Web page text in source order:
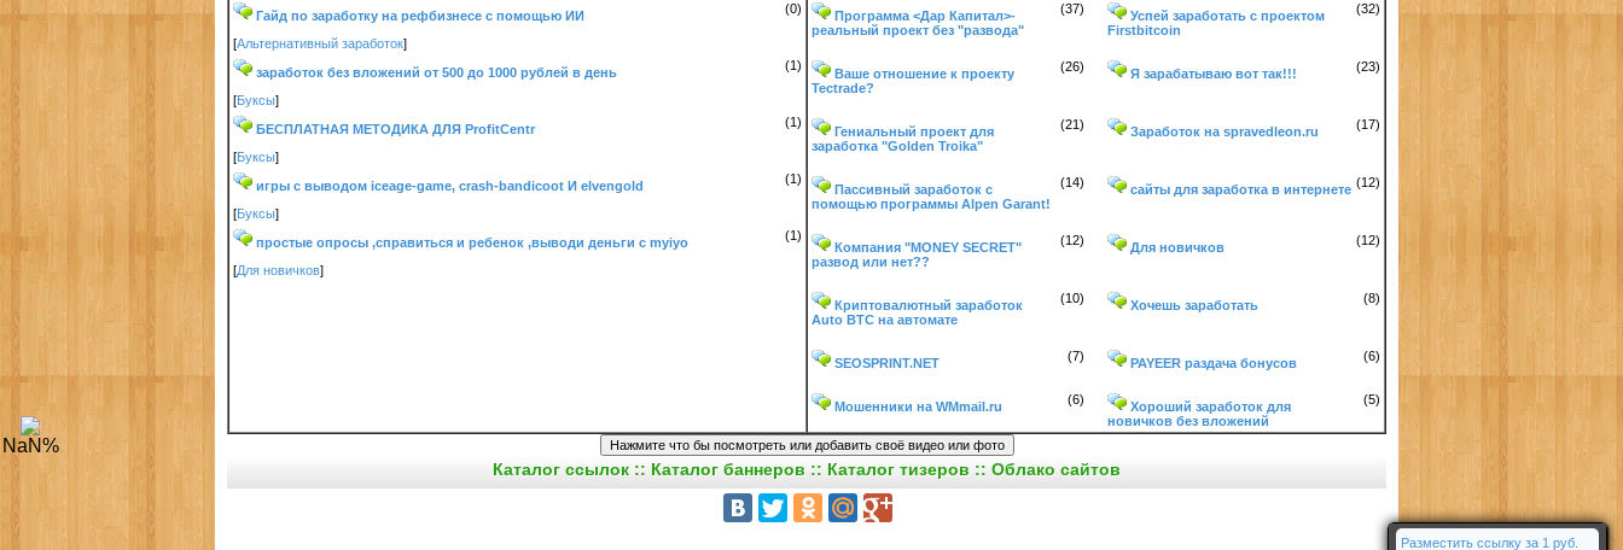
Гайд по заработку на рефбизнесе с помощью ИИ
[Альтернативный заработок]
(0)
заработок без вложений от 500 до 1000 рублей в день
[Буксы]
(1)
БЕСПЛАТНАЯ МЕТОДИКА ДЛЯ ProfitCentr
[Буксы]
(1)
игры с выводом iceage-game, crash-bandicoot И elvengold
[Буксы]
(1)
простые опросы ,справиться и ребенок ,выводи деньги с myiyo
[Для новичков]
(1)
Программа <Дар Капитал>-
реальный проект без "развода"
(37)
Успей заработать с проектом
Firstbitcoin
(32)
Ваше отношение к проекту
Tectrade?
(26) Я зарабатываю вот так!!! (23)
Гениальный проект для
заработка "Golden Troika"
(21) Заработок на spravedleon.ru (17)
Пассивный заработок с
помощью программы Alpen Garant!
(14) сайты для заработка в интернете (12)
Компания "MONEY SECRET"
развод или нет??
(12) Для новичков (12)
Криптовалютный заработок
Auto BTC на автомате
(10) Хочешь заработать (8)
SEOSPRINT.NET (7) PAYEER раздача бонусов (6)
Мошенники на WMmail.ru (6)
Хороший заработок для
новичков без вложений
(5)
Каталог ссылок :: Каталог баннеров :: Каталог тизеров :: Облако сайтов
NaN%
Разместить ссылку за 1 руб.